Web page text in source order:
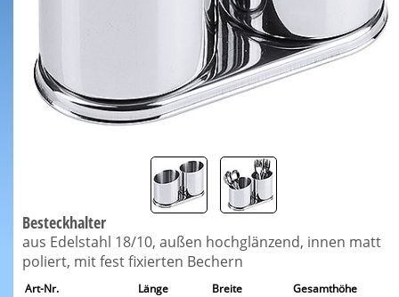
Besteckhalter
aus Edelstahl 18/10, außen hochglänzend, innen matt
poliert, mit fest fixierten Bechern
Art-Nr. Länge Breite Gesamthöhe